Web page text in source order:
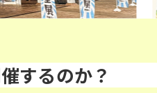
するのか？